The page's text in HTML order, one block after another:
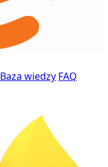
Baza wiedzy FAQ